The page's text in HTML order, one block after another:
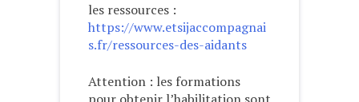
les ressources :
https://www.etsijaccompagnai
s.fr/ressources-des-aidants
Attention : les formations